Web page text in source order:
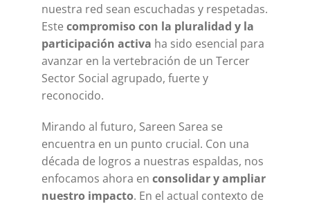
nuestra red sean escuchadas y respetadas.
Este compromiso con la pluralidad y la
participación activa ha sido esencial para
avanzar en la vertebración de un Tercer
Sector Social agrupado, fuerte y
reconocido.
Mirando al futuro, Sareen Sarea se
encuentra en un punto crucial. Con una
década de logros a nuestras espaldas, nos
enfocamos ahora en consolidar y ampliar
nuestro impacto. En el actual contexto de